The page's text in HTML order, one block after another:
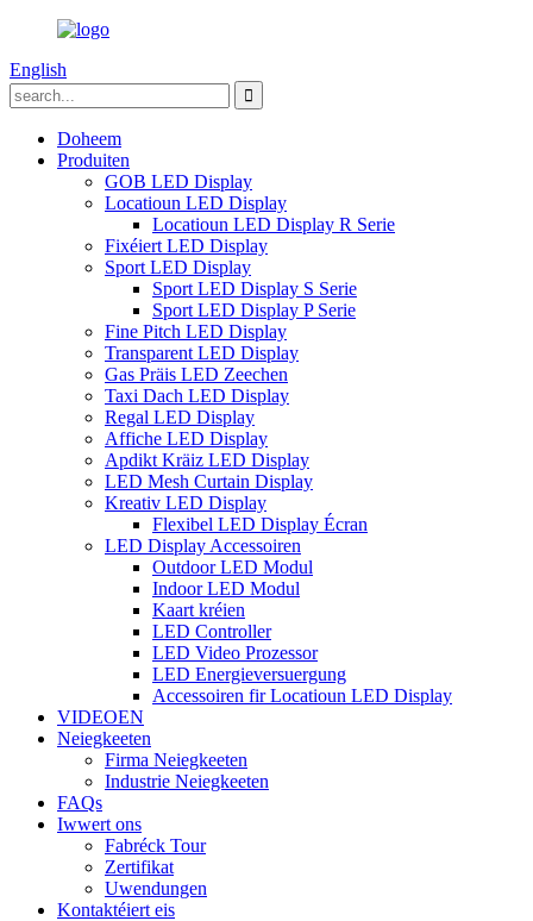
English
Doheem
Produiten
GOB LED Display
Locatioun LED Display
Locatioun LED Display R Serie
Fixéiert LED Display
Sport LED Display
Sport LED Display S Serie
Sport LED Display P Serie
Fine Pitch LED Display
Transparent LED Display
Gas Präis LED Zeechen
Taxi Dach LED Display
Regal LED Display
Affiche LED Display
Apdikt Kräiz LED Display
LED Mesh Curtain Display
Kreativ LED Display
Flexibel LED Display Écran
LED Display Accessoiren
Outdoor LED Modul
Indoor LED Modul
Kaart kréien
LED Controller
LED Video Prozessor
LED Energieversuergung
Accessoiren fir Locatioun LED Display
VIDEOEN
Neiegkeeten
Firma Neiegkeeten
Industrie Neiegkeeten
FAQs
Iwwert ons
Fabréck Tour
Zertifikat
Uwendungen
Kontaktéiert eis